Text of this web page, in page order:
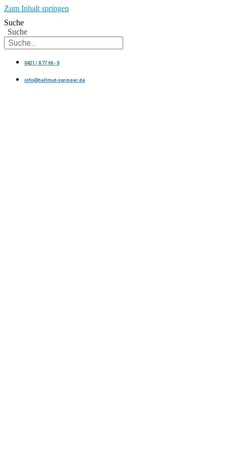
Zum Inhalt springen
Suche
Suche
0421 / 8 77 66 - 0
info@hellmut-springer.de